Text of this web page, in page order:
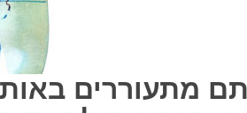
מתעוררים